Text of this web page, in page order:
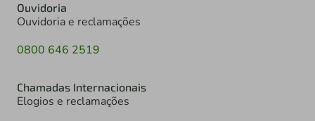
Ouvidoria
Ouvidoria e reclamações
0800 646 2519
Chamadas Internacionais
Elogios e reclamações